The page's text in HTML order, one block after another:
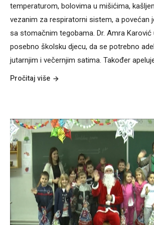
temperaturom, bolovima u mišićima,
vezanim za respiratorni sistem, a povećan
sa stomačnim tegobama. Dr. Amra Karović
posebno školsku djecu, da se potrebno
jutarnjim i večernjim satima. Također
Pročitaj više